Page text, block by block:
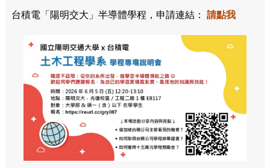
台積電「陽明交大」半導體學程，申請連結： 請點我